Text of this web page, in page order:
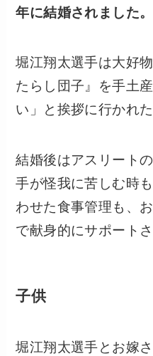
年に結婚されました。
堀江翔太選手は大好
たらし団子』を手土
い」と挨拶に行かれた
結婚後はアスリート
手が怪我に苦しむ時
わせた食事管理も、
で献身的にサポート
子供
堀江翔太選手とお嫁